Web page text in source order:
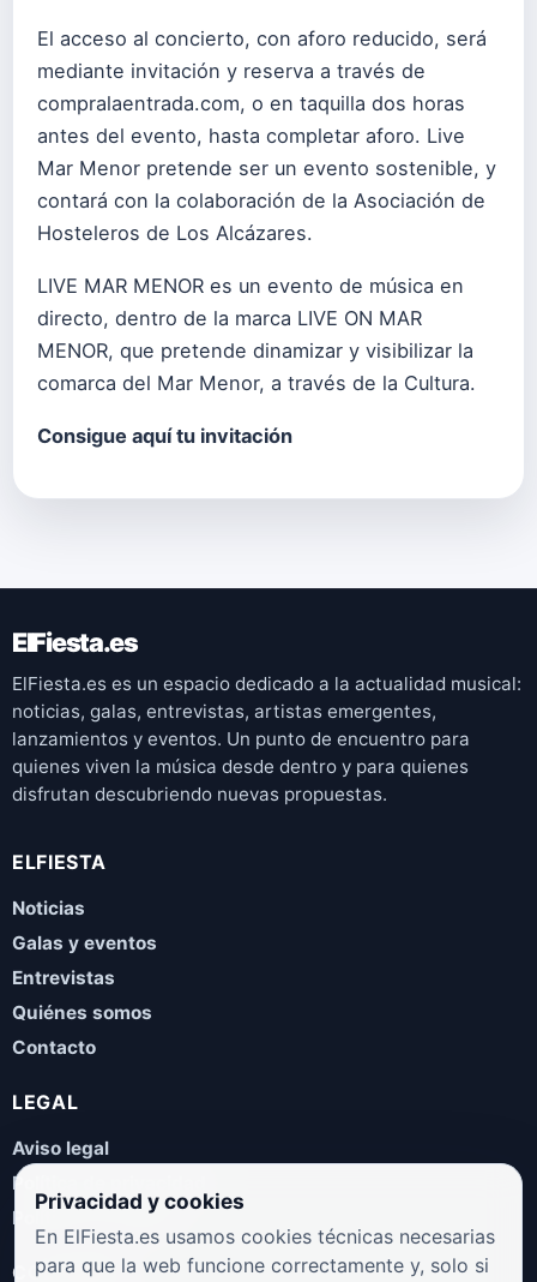
El acceso al concierto, con aforo reducido, será
mediante invitación y reserva a través de
compralaentrada.com, o en taquilla dos horas
antes del evento, hasta completar aforo. Live
Mar Menor pretende ser un evento sostenible, y
contará con la colaboración de la Asociación de
Hosteleros de Los Alcázares.
LIVE MAR MENOR es un evento de música en
directo, dentro de la marca LIVE ON MAR
MENOR, que pretende dinamizar y visibilizar la
comarca del Mar Menor, a través de la Cultura.
Consigue aquí tu invitación
ElFiesta.es
ElFiesta.es es un espacio dedicado a la actualidad musical:
noticias, galas, entrevistas, artistas emergentes,
lanzamientos y eventos. Un punto de encuentro para
quienes viven la música desde dentro y para quienes
disfrutan descubriendo nuevas propuestas.
ELFIESTA
Noticias
Galas y eventos
Entrevistas
Quiénes somos
Contacto
LEGAL
Aviso legal
Política de privacidad
Política de cookies
COLABORA
Privacidad y cookies
En ElFiesta.es usamos cookies técnicas necesarias
para que la web funcione correctamente y, solo si